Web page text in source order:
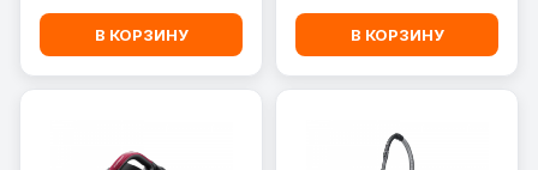
В КОРЗИНУ В КОРЗИНУ